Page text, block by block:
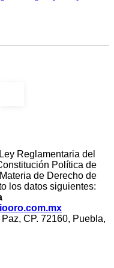
Reglamentaria del
Política de
de Derecho de
los datos siguientes:
CP. 72160, Puebla,